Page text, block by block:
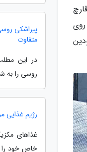
روی
پیراشکی
متفاوت
در این
روسی را به
رژیم غذایی
غذاهای
خاص خود را